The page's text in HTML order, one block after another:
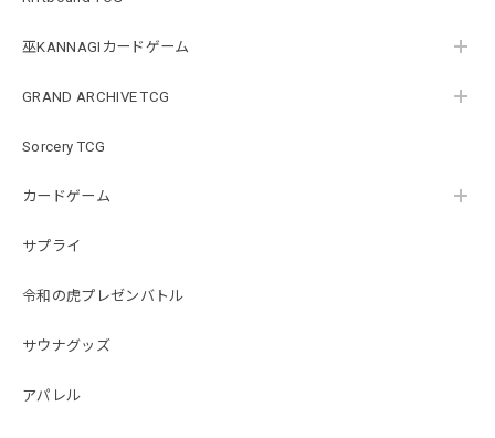
巫KANNAGIカードゲーム
GRAND ARCHIVE TCG
Sorcery TCG
カードゲーム
サプライ
令和の虎プレゼンバトル
サウナグッズ
アパレル